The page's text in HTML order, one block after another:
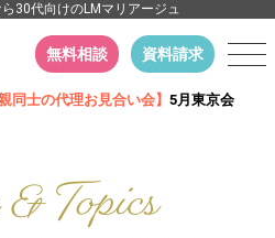
30代向けのLMマリアージュ
無料相談 資料請求
親同士の代理お見合い会】 5月東京会